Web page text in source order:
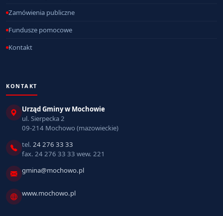
Zamówienia publiczne
Fundusze pomocowe
Kontakt
KONTAKT
Urząd Gminy w Mochowie
ul. Sierpecka 2
09-214 Mochowo (mazowieckie)
tel. 24 276 33 33
fax. 24 276 33 33 wew. 221
gmina@mochowo.pl
www.mochowo.pl